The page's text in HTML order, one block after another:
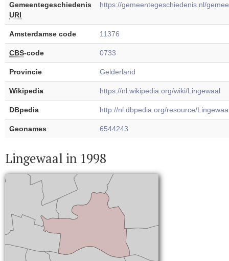
Gemeentegeschiedenis
URI
https://gemeentegeschiedenis.nl/
Amsterdamse code 11376
CBS-code 0733
Provincie Gelderland
Wikipedia https://nl.wikipedia.org/wiki/Lingewaal
DBpedia http://nl.dbpedia.org/resource/
Geonames 6544243
Lingewaal in 1998